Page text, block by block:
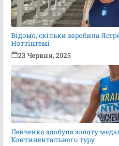
Відомо, скільки заробила
Ноттінгемі
23 Червня, 2025
Левченко здобула золоту
Континентального туру